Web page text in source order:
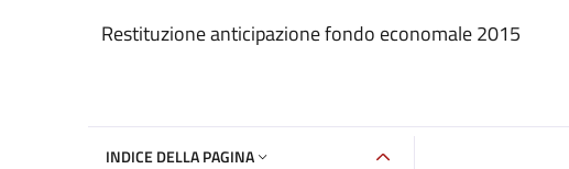
Dettaglio del documento
Restituzione anticipazione fondo economale 2015
INDICE DELLA PAGINA